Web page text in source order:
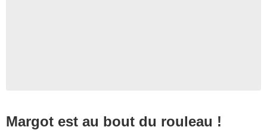
Margot est au bout du rouleau !